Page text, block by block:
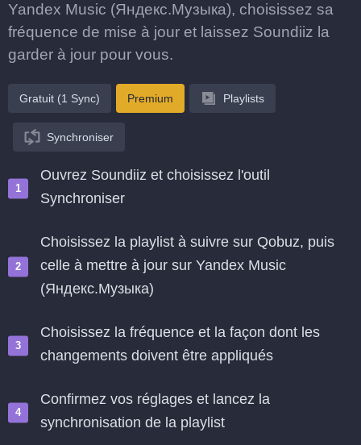
Yandex Music (Яндекс.Музыка), choisissez sa
fréquence de mise à jour et laissez Soundiiz la
garder à jour pour vous.
Gratuit (1 Sync) Premium Playlists
Synchroniser
Ouvrez Soundiiz et choisissez l'outil
Synchroniser
Choisissez la playlist à suivre sur Qobuz, puis
celle à mettre à jour sur Yandex Music
(Яндекс.Музыка)
Choisissez la fréquence et la façon dont les
changements doivent être appliqués
Confirmez vos réglages et lancez la
synchronisation de la playlist